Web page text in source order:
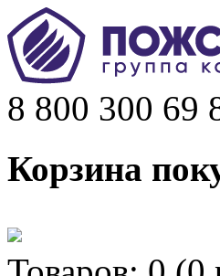
8 800 300 69
Корзина